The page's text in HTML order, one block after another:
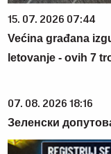
15. 07. 2026 07:44
Većina građana
letovanje - ovih 7
07. 08. 2026 18:16
Зеленски